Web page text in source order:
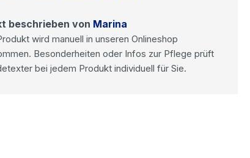
beschrieben von Marina
wird manuell in unseren Onlineshop
Besonderheiten oder Infos zur Pflege prüft
bei jedem Produkt individuell für Sie.